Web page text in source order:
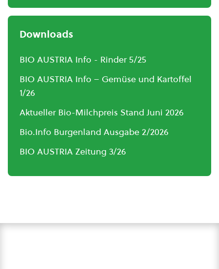
Downloads
BIO AUSTRIA Info - Rinder 5/25
BIO AUSTRIA Info – Gemüse und Kartoffel
1/26
Aktueller Bio-Milchpreis Stand Juni 2026
Bio.Info Burgenland Ausgabe 2/2026
BIO AUSTRIA Zeitung 3/26